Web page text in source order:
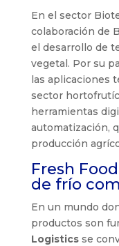
En el sector
colaboración de
el desarrollo de
vegetal. Por su
las aplicaciones
sector
herramientas
automatización,
producción
Fresh
de frío
En un mundo
productos son
Logisticsse